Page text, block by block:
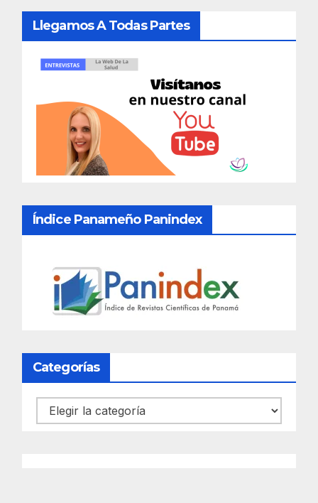
Llegamos A Todas Partes
Índice Panameño Panindex
Categorías
Categorías